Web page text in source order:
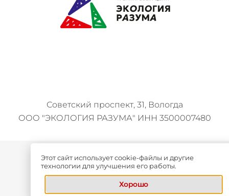
Советский проспект, 31, Вологда
ООО "ЭКОЛОГИЯ РАЗУМА" ИНН 3500007480
Сведения об образовательной организации
Разработка сайта
Этот сайт использует cookie-файлы и другие
технологии для улучшения его работы.
Хорошо